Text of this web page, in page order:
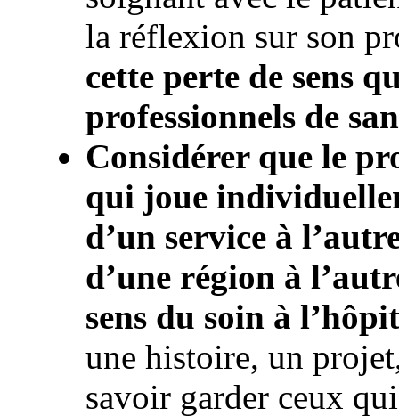
la réflexion sur son
cette perte de sens
professionnels de
Considérer que le
qui joue
d’un service à
d’une région à
sens du soin à
une histoire, un
savoir garder ceux